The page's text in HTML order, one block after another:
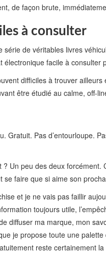
de façon brute,
à consulter
série de véritables livres
électronique facile à consulter
difficiles à trouver
être étudié au calme, off-
Gratuit. Pas d’entourloupe.
Un peu des deux
faire que si aime son
et je ne vais pas faillir
toujours utile,
diffuser ma marque, mon
je propose toute une
reste certainement